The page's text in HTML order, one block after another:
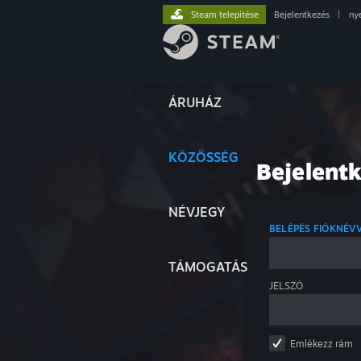
ÁRUHÁZ
KÖZÖSSÉG
NÉVJEGY
TÁMOGATÁS
Steam telepítése Bejelentkezés
BELÉPÉS
JELSZÓ
Emlékezz rám